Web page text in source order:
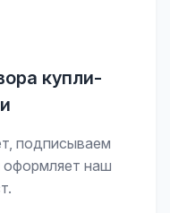
купли-
подписываем
наш